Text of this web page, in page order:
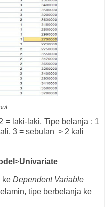
= laki-laki, Tipe belanja : 1
3 = sebulan > 2 kali
>Univariate
ke Dependent Variable
tipe berbelanja ke